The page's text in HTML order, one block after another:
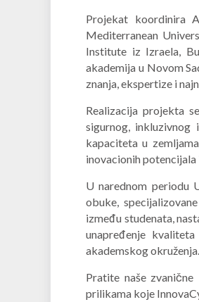
Projekat koordinira
Mediterranean
Institute iz Izraela,
akademija u Novom
znanja, ekspertize i
Realizacija projekta
sigurnog, inkluzivnog
kapaciteta u
inovacionih
U narednom periodu
obuke,
između studenata,
unapređenje
akademskog okruženja.
Pratite naše
prilikama koje